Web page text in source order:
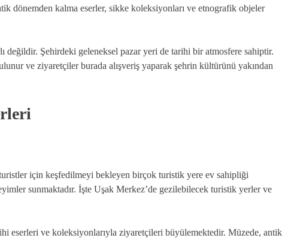
dönemden kalma eserler, sikke koleksiyonları ve etnografik objeler
değildir. Şehirdeki geleneksel pazar yeri de tarihi bir atmosfere sahiptir.
ve ziyaretçiler burada alışveriş yaparak şehrin kültürünü yakından
için keşfedilmeyi bekleyen birçok turistik yere ev sahipliği
sunmaktadır. İşte Uşak Merkez’de gezilebilecek turistik yerler ve
eserleri ve koleksiyonlarıyla ziyaretçileri büyülemektedir. Müzede, antik